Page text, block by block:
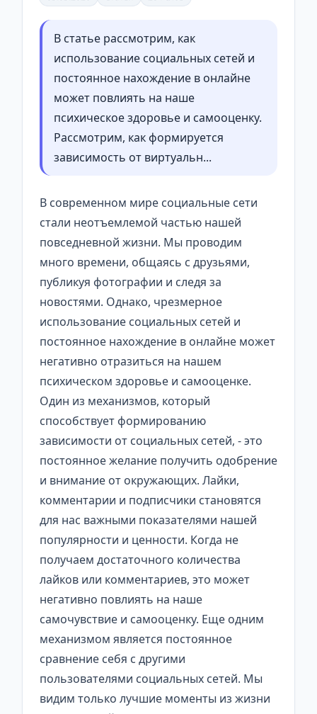
В статье рассмотрим, как
использование социальных сетей и
постоянное нахождение в онлайне
может повлиять на наше
психическое здоровье и самооценку.
Рассмотрим, как формируется
зависимость от виртуальн...
В современном мире социальные сети
стали неотъемлемой частью нашей
повседневной жизни. Мы проводим
много времени, общаясь с друзьями,
публикуя фотографии и следя за
новостями. Однако, чрезмерное
использование социальных сетей и
постоянное нахождение в онлайне может
негативно отразиться на нашем
психическом здоровье и самооценке.
Один из механизмов, который
способствует формированию
зависимости от социальных сетей, - это
постоянное желание получить одобрение
и внимание от окружающих. Лайки,
комментарии и подписчики становятся
для нас важными показателями нашей
популярности и ценности. Когда не
получаем достаточного количества
лайков или комментариев, это может
негативно повлиять на наше
самочувствие и самооценку. Еще одним
механизмом является постоянное
сравнение себя с другими
пользователями социальных сетей. Мы
видим только лучшие моменты из жизни